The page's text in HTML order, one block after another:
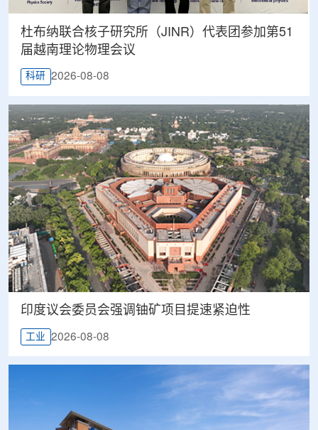
杜布纳联合核子研究所（JINR）代表团参加第51
届越南理论物理会议
科研 2026-08-08
印度议会委员会强调铀矿项目提速紧迫性
工业 2026-08-08